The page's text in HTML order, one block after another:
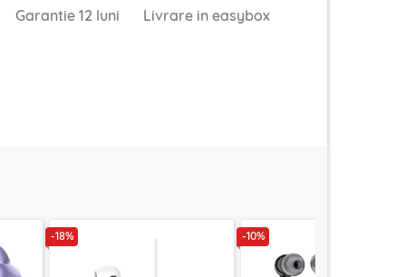
Garantie 12 luni Livrare in easybox
-18% -10%